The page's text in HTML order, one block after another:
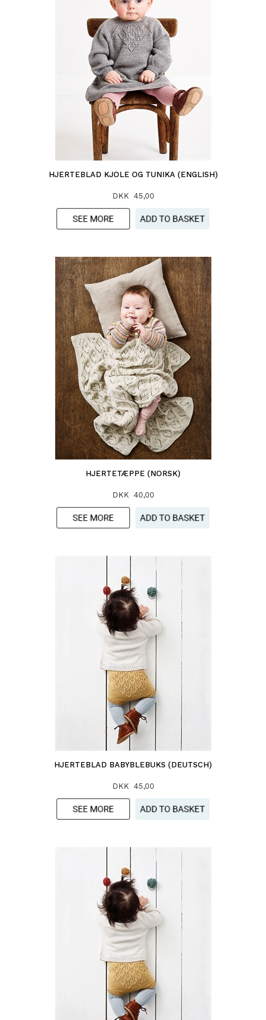
HJERTEBLAD KJOLE OG TUNIKA (ENGLISH)
DKK 45,00
HJERTETÆPPE (NORSK)
DKK 40,00
HJERTEBLAD BABYBLEBUKS (DEUTSCH)
DKK 45,00